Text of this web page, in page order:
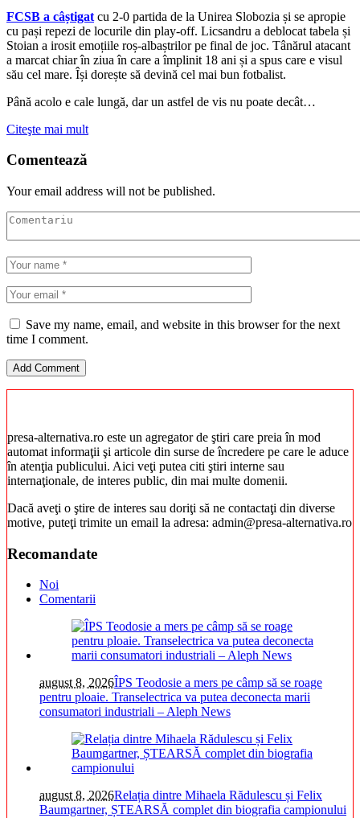
FCSB a câștigat cu 2-0 partida de la Unirea Slobozia și se apropie
cu pași repezi de locurile din play-off. Licsandru a deblocat tabela și
Stoian a irosit emoțiile roș-albaștrilor pe final de joc. Tânărul atacant
a marcat chiar în ziua în care a împlinit 18 ani și a spus care e visul
său cel mare. Își dorește să devină cel mai bun fotbalist.
Până acolo e cale lungă, dar un astfel de vis nu poate decât…
Citeşte mai mult
Comentează
Your email address will not be published.
Save my name, email, and website in this browser for the next
time I comment.
presa-alternativa.ro este un agregator de ştiri care preia în mod
automat informaţii şi articole din surse de încredere pe care le aduce
în atenţia publicului. Aici veţi putea citi ştiri interne sau
internaţionale, de interes public, din mai multe domenii.
Dacă aveţi o ştire de interes sau doriţi să ne contactaţi din diverse
motive, puteţi trimite un email la adresa: admin@presa-alternativa.ro
Recomandate
Noi
Comentarii
august 8, 2026ÎPS Teodosie a mers pe câmp să se roage
pentru ploaie. Transelectrica va putea deconecta marii
consumatori industriali – Aleph News
august 8, 2026Relația dintre Mihaela Rădulescu și Felix
Baumgartner, ȘTEARSĂ complet din biografia campionului